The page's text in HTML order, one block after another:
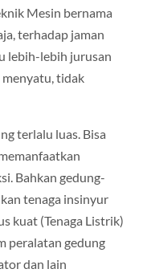
Mesin bernama
terhadap jaman
lebih-lebih jurusan
menyatu, tidak
terlalu luas. Bisa
Bahkan gedung-
tenaga insinyur
kuat (Tenaga Listrik)
peralatan gedung
dan lain